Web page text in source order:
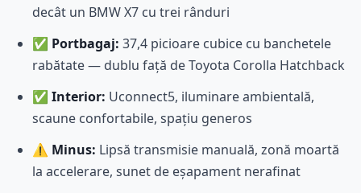
decât un BMW X7 cu trei rânduri
✅ Portbagaj: 37,4 picioare cubice cu banchetele
rabătate — dublu față de Toyota Corolla Hatchback
✅ Interior: Uconnect5, iluminare ambientală,
scaune confortabile, spațiu generos
⚠️ Minus: Lipsă transmisie manuală, zonă moartă
la accelerare, sunet de eșapament nerafinat